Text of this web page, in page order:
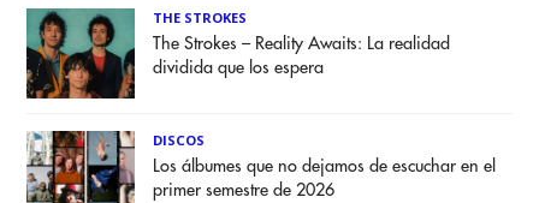
THE STROKES
The Strokes – Reality Awaits: La realidad
dividida que los espera
DISCOS
Los álbumes que no dejamos de escuchar en el
primer semestre de 2026